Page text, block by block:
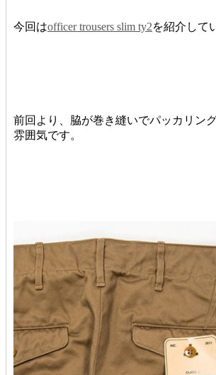
今回はofficer trousers slim ty2を紹介して
前回より、脇が巻き縫いでパッカリン
雰囲気です。